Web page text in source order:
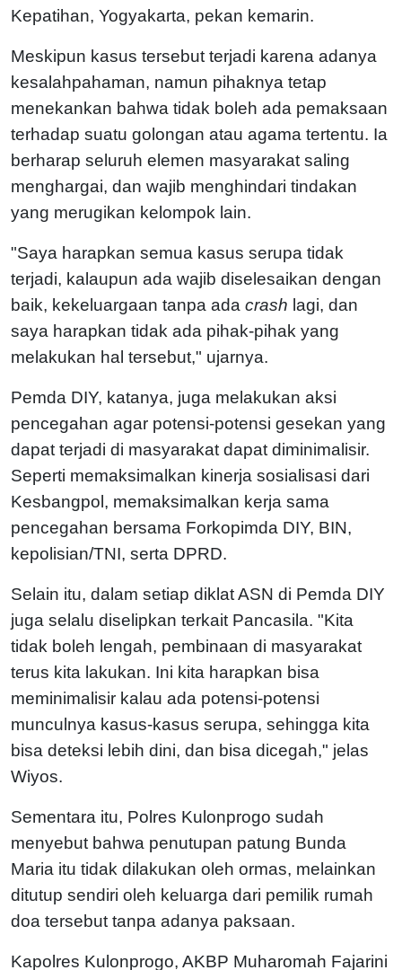
Kepatihan, Yogyakarta, pekan kemarin.
Meskipun kasus tersebut terjadi karena adanya
kesalahpahaman, namun pihaknya tetap
menekankan bahwa tidak boleh ada pemaksaan
terhadap suatu golongan atau agama tertentu. Ia
berharap seluruh elemen masyarakat saling
menghargai, dan wajib menghindari tindakan
yang merugikan kelompok lain.
"Saya harapkan semua kasus serupa tidak
terjadi, kalaupun ada wajib diselesaikan dengan
baik, kekeluargaan tanpa ada crash lagi, dan
saya harapkan tidak ada pihak-pihak yang
melakukan hal tersebut," ujarnya.
Pemda DIY, katanya, juga melakukan aksi
pencegahan agar potensi-potensi gesekan yang
dapat terjadi di masyarakat dapat diminimalisir.
Seperti memaksimalkan kinerja sosialisasi dari
Kesbangpol, memaksimalkan kerja sama
pencegahan bersama Forkopimda DIY, BIN,
kepolisian/TNI, serta DPRD.
Selain itu, dalam setiap diklat ASN di Pemda DIY
juga selalu diselipkan terkait Pancasila. "Kita
tidak boleh lengah, pembinaan di masyarakat
terus kita lakukan. Ini kita harapkan bisa
meminimalisir kalau ada potensi-potensi
munculnya kasus-kasus serupa, sehingga kita
bisa deteksi lebih dini, dan bisa dicegah," jelas
Wiyos.
Sementara itu, Polres Kulonprogo sudah
menyebut bahwa penutupan patung Bunda
Maria itu tidak dilakukan oleh ormas, melainkan
ditutup sendiri oleh keluarga dari pemilik rumah
doa tersebut tanpa adanya paksaan.
Kapolres Kulonprogo, AKBP Muharomah Fajarini